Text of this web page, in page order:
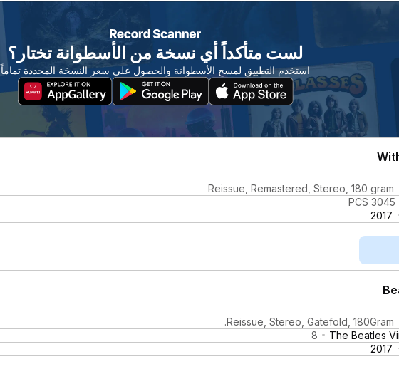
لست متأكداً أي نسخة من الأسطوانة تختار؟
استخدم التطبيق لمسح الأسطوانة والحصول على سعر النسخة المحددة تماماً
Reissue, Remastered, Stereo, 180 gram
PCS 3045
2017
Reissue, Stereo, Gatefold, 180Gram.
The Beatles
8
2017